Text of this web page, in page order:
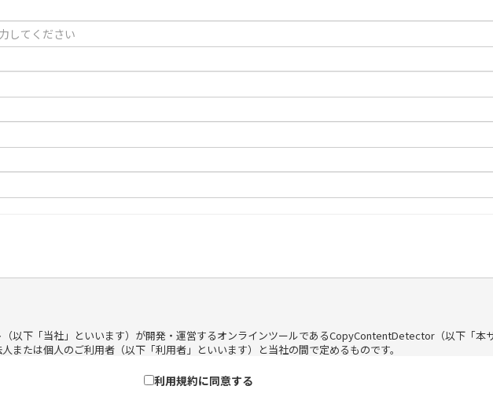
以下「当社」といいます）が開発・運営するオンラインツールであるCopyContentDetector（以下「本
または個人のご利用者（以下「利用者」といいます）と当社の間で定めるものです。
利用規約に同意する